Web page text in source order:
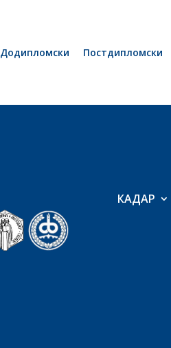
Додипломски Постдипломски
КАДАР